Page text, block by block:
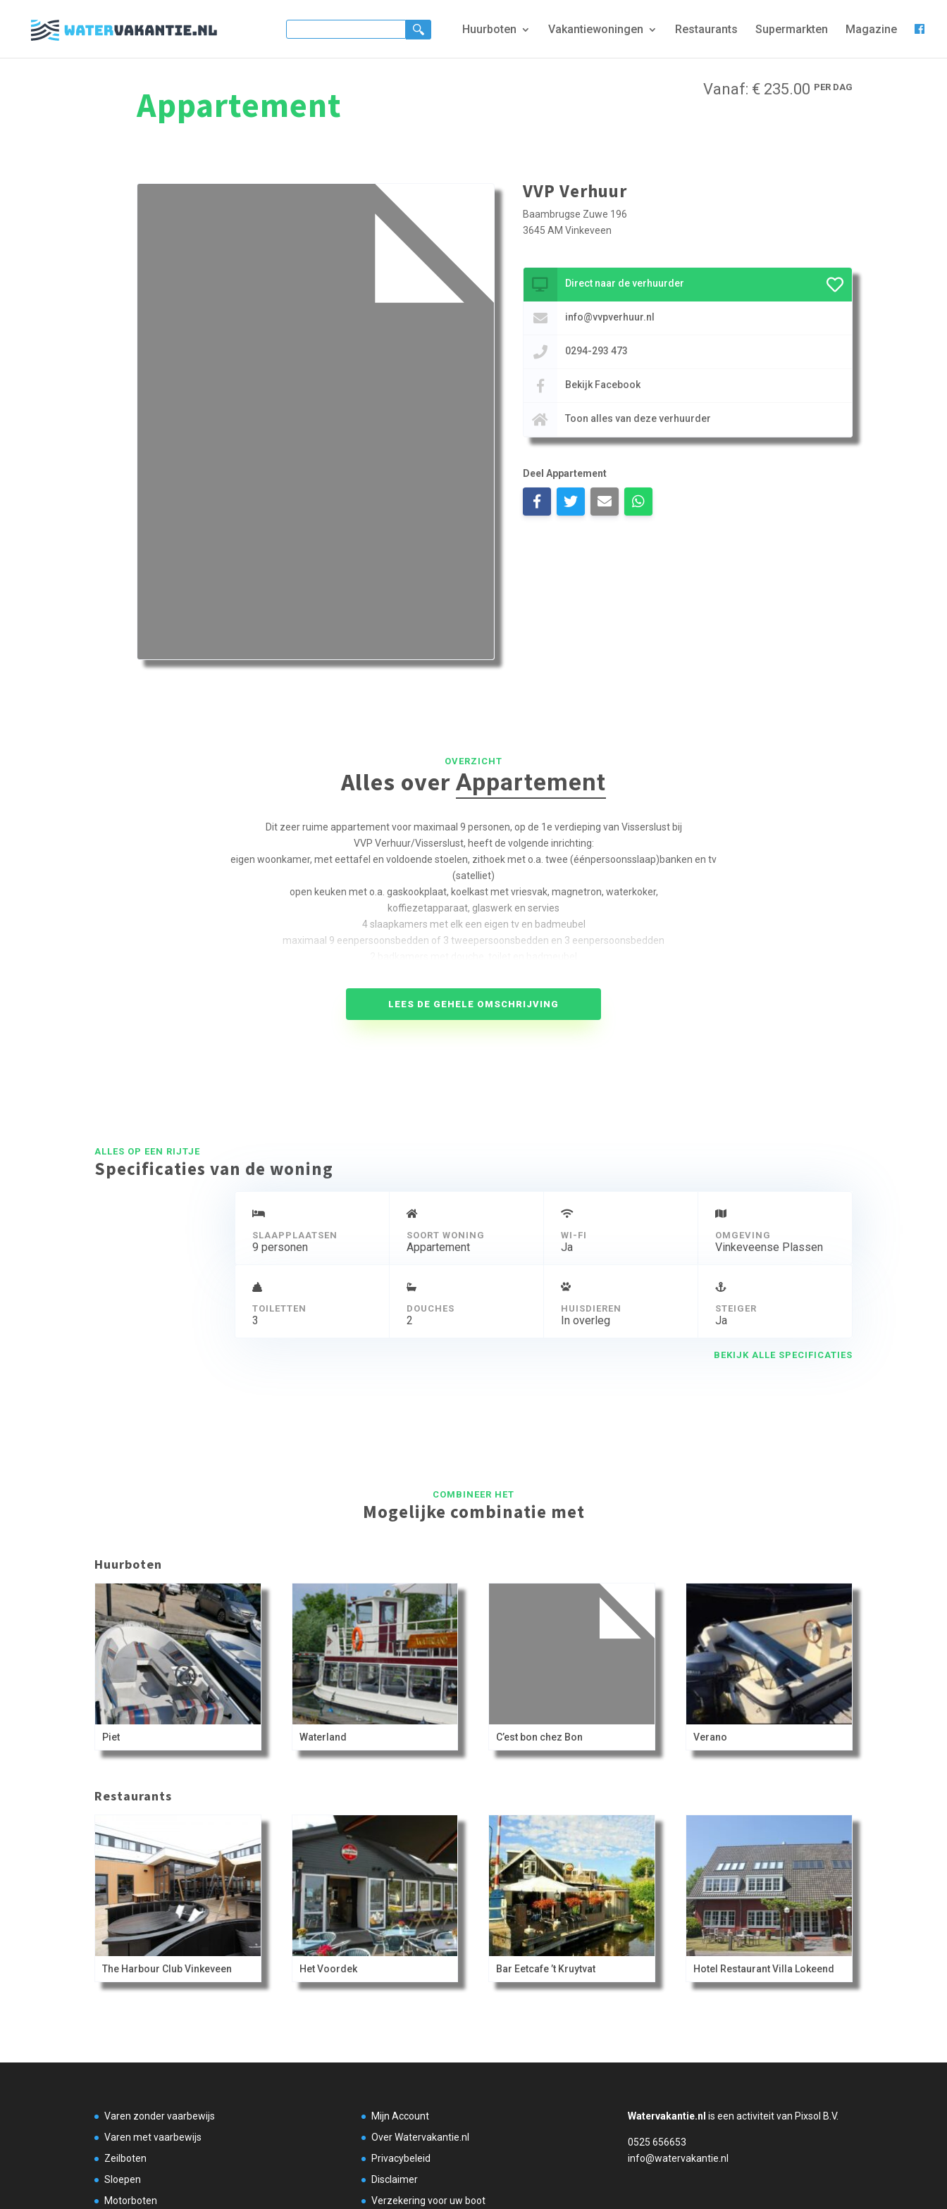
Huurboten Vakantiewoningen Restaurants Supermarkten Magazine
Appartement Vanaf: € 235.00 PER DAG
VVP Verhuur
Baambrugse Zuwe 196
3645 AM Vinkeveen
Direct naar de verhuurder
info@vvpverhuur.nl
0294-293 473
Bekijk Facebook
Toon alles van deze verhuurder
Deel Appartement
OVERZICHT
Alles over Appartement
Dit zeer ruime appartement voor maximaal 9 personen, op de 1e verdieping van Visserslust bij
VVP Verhuur/Visserslust, heeft de volgende inrichting:
eigen woonkamer, met eettafel en voldoende stoelen, zithoek met o.a. twee (éénpersoonsslaap)banken en tv
(satelliet)
open keuken met o.a. gaskookplaat, koelkast met vriesvak, magnetron, waterkoker,
koffiezetapparaat, glaswerk en servies
4 slaapkamers met elk een eigen tv en badmeubel
maximaal 9 eenpersoonsbedden of 3 tweepersoonsbedden en 3 eenpersoonsbedden
centrale verwarming
LEES DE GEHELE OMSCHRIJVING
ALLES OP EEN RIJTJE
Specificaties van de woning
SLAAPPLAATSEN
9 personen
SOORT WONING
Appartement
WI-FI
Ja
OMGEVING
Vinkeveense Plassen
TOILETTEN
3
DOUCHES
2
HUISDIEREN
In overleg
STEIGER
Ja
BEKIJK ALLE SPECIFICATIES
COMBINEER HET
Mogelijke combinatie met
Huurboten
Piet Waterland C’est bon chez Bon Verano
Restaurants
The Harbour Club Vinkeveen Het Voordek Bar Eetcafe ’t Kruytvat Hotel Restaurant Villa Lokeend
Varen zonder vaarbewijs
Varen met vaarbewijs
Zeilboten
Sloepen
Motorboten
Mijn Account
Over Watervakantie.nl
Privacybeleid
Disclaimer
Verzekering voor uw boot
Watervakantie.nl is een activiteit van Pixsol B.V.
0525 656653
info@watervakantie.nl